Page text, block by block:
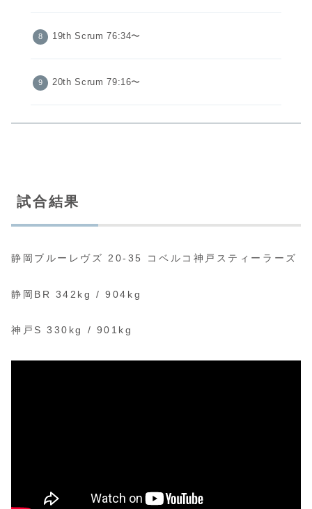
19th Scrum 76:34〜
20th Scrum 79:16〜
試合結果
静岡ブルーレヴズ 20-35 コベルコ神戸スティーラーズ
静岡BR 342kg / 904kg
神戸S 330kg / 901kg